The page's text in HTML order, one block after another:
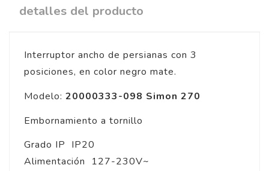
detalles del producto
Interruptor ancho de persianas con 3
posiciones, en color negro mate.
Modelo: 20000333-098 Simon 270
Embornamiento a tornillo
Grado IP IP20
Alimentación 127-230V~